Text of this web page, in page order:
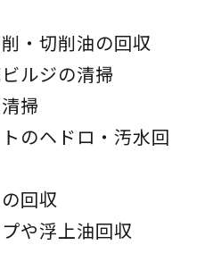
・切削油の回収
ルジの清掃
掃
のヘドロ・汚水回
回収
や浮上油回収